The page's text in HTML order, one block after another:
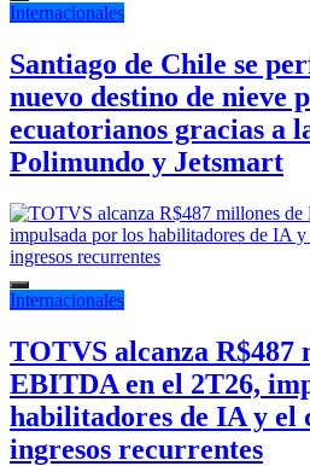
Internacionales
Santiago de Chile se
nuevo destino de nieve
ecuatorianos gracias a
Polimundo y Jetsmart
Internacionales
TOTVS alcanza R$487
EBITDA en el 2T26,
habilitadores de IA y el
ingresos recurrentes